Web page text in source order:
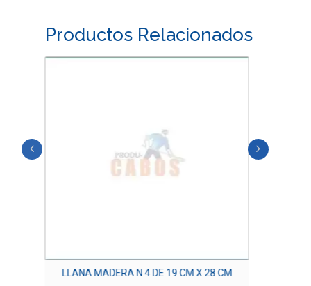
Productos Relacionados
LLANA MADERA N 4 DE 19 CM X 28 CM